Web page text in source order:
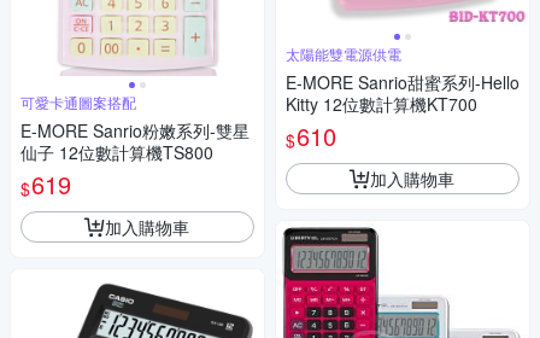
可愛卡通圖案搭配
E-MORE Sanrio粉嫩系列-雙星
仙子 12位數計算機TS800
$619
加入購物車
太陽能雙電源供電
E-MORE Sanrio甜蜜系列-Hello
Kitty 12位數計算機KT700
$610
加入購物車